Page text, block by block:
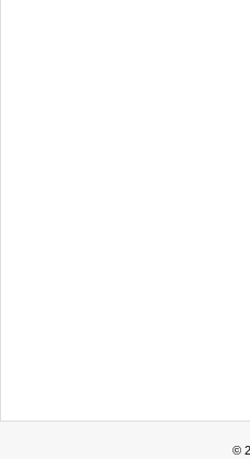
©